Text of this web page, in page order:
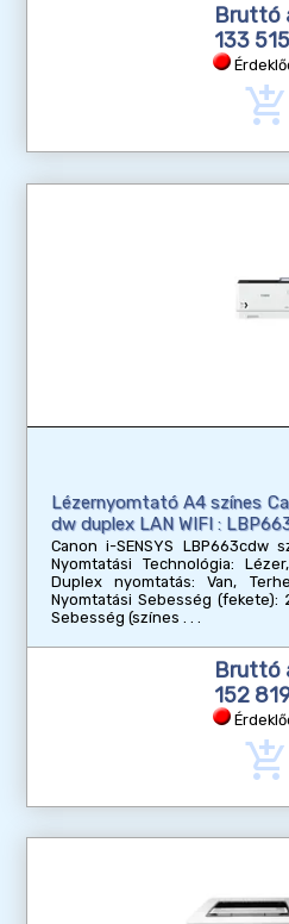
Bruttó
133
add_shopping_cart
Lézernyomtató A4 színes
dw duplex LAN WIFI :
Canon i-SENSYS LBP663cdw
Nyomtatási Technológia:
Duplex nyomtatás: Van,
Nyomtatási Sebesség (fekete):
Sebesség (színes
Bruttó
152
add_shopping_cart